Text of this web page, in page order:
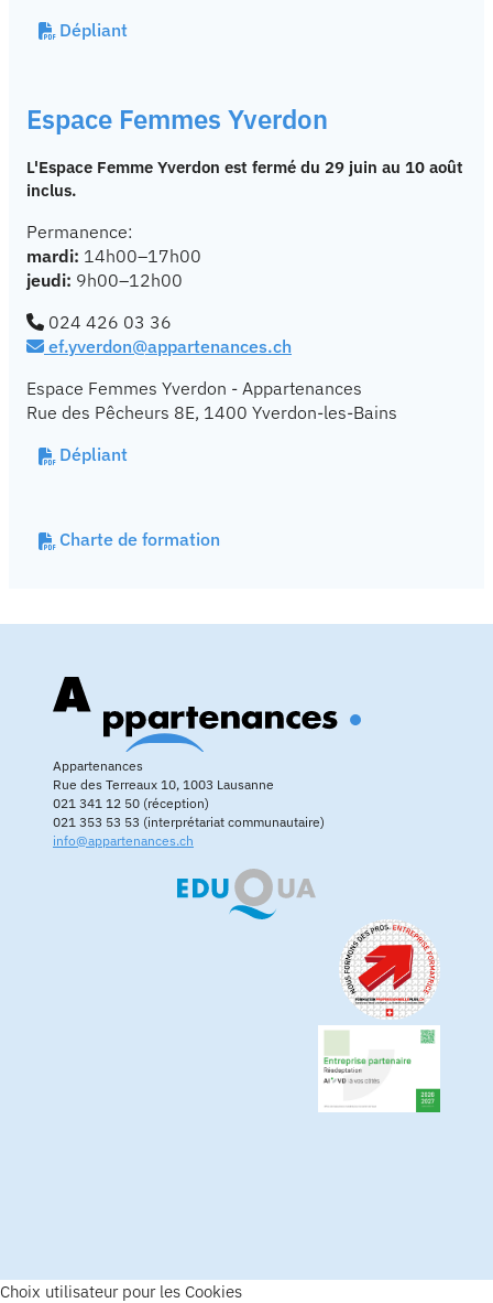
Dépliant
Espace Femmes Yverdon
L'Espace Femme Yverdon est fermé du 29 juin au 10 août
inclus.
Permanence:
mardi: 14h00–17h00
jeudi: 9h00–12h00
024 426 03 36
ef.yverdon@appartenances.ch
Espace Femmes Yverdon - Appartenances
Rue des Pêcheurs 8E, 1400 Yverdon-les-Bains
Dépliant
Charte de formation
Appartenances
Rue des Terreaux 10, 1003 Lausanne
021 341 12 50 (réception)
021 353 53 53 (interprétariat communautaire)
info@appartenances.ch
Choix utilisateur pour les Cookies